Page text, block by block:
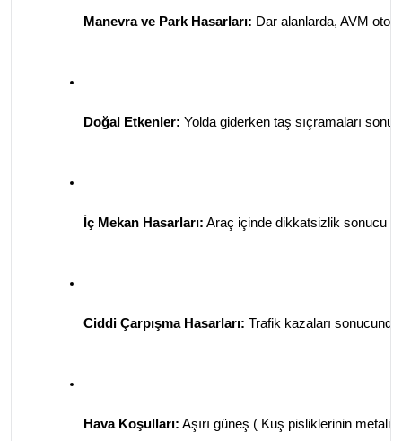
Manevra ve Park Hasarları: Dar alanlarda, AVM
Doğal Etkenler: Yolda giderken taş sıçramaları
İç Mekan Hasarları: Araç içinde dikkatsizlik sonucu
Ciddi Çarpışma Hasarları: Trafik kazaları
Hava Koşulları: Aşırı güneş ( Kuş pisliklerinin